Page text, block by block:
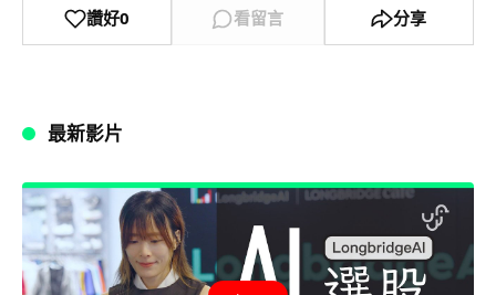
讚好0 看留言 分享
最新影片